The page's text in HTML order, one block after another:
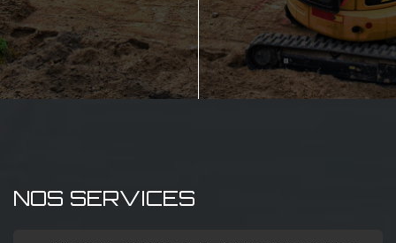
NOS SERVICES